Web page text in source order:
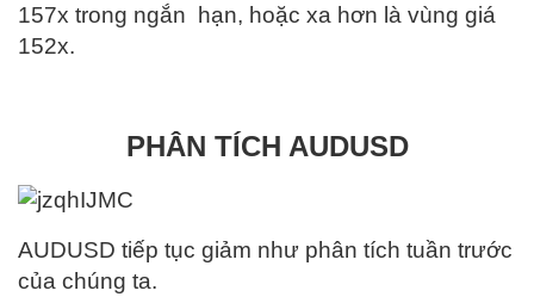
157x trong ngắn hạn, hoặc xa hơn là vùng giá
152x.
PHÂN TÍCH AUDUSD
AUDUSD tiếp tục giảm như phân tích tuần trước
của chúng ta.